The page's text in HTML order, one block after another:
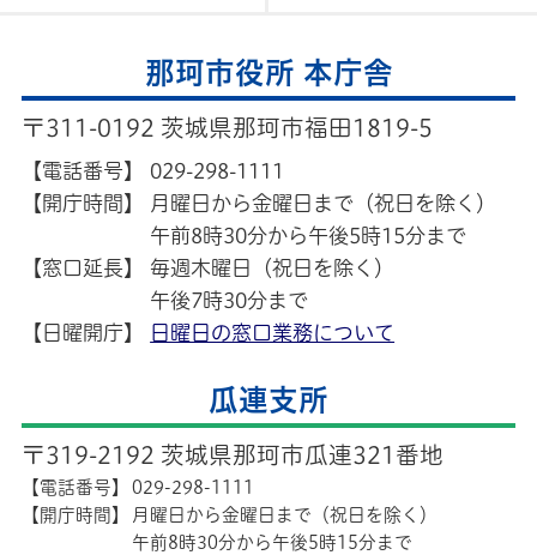
那珂市役所 本庁舎
〒311-0192 茨城県那珂市福田1819-5
【電話番号】
029-298-1111
【開庁時間】
月曜日から金曜日まで（祝日を除く）
午前8時30分から午後5時15分まで
【窓口延長】
毎週木曜日（祝日を除く）
午後7時30分まで
【日曜開庁】
日曜日の窓口業務について
瓜連支所
〒319-2192 茨城県那珂市瓜連321番地
【電話番号】
029-298-1111
【開庁時間】
月曜日から金曜日まで（祝日を除く）
午前8時30分から午後5時15分まで